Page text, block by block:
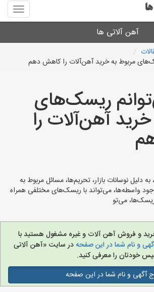
منوی
سایت
آلاتی
آهن آلاتی ها
میلگرد نبشی،مفتول
لوله و اتصالات
سایر آهن آلات
آهن آلاتی های شهرها
مربوط به خرید آهن‌آلات را کاهش دهم
ریسک‌های
آهن‌آلات را
دلیل نوسانات بازار، تحریم‌ها، مسائل مربوط به
واسطه‌ها، می‌تواند با ریسک‌های مختلفی همراه
می‌تو
و فروش آهن آلات و غیره مشغول هستید با
و نام شما در این صفحهدر سایت «آهن آلاتی
خودتان را معرفی کنید.
آگهی و نام شما در این صفحه